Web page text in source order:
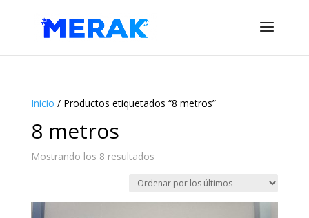
Inicio / Productos etiquetados “8 metros”
8 metros
Mostrando los 8 resultadosOrdenado
los
últimos